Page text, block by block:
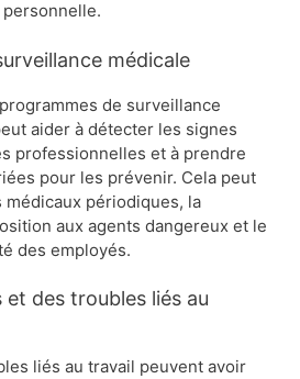
médicale
de surveillance
aider à détecter les signes
professionnelles et à prendre
pour les prévenir. Cela peut
médicaux périodiques, la
aux agents dangereux et le
des employés.
liés au travail peuvent avoir